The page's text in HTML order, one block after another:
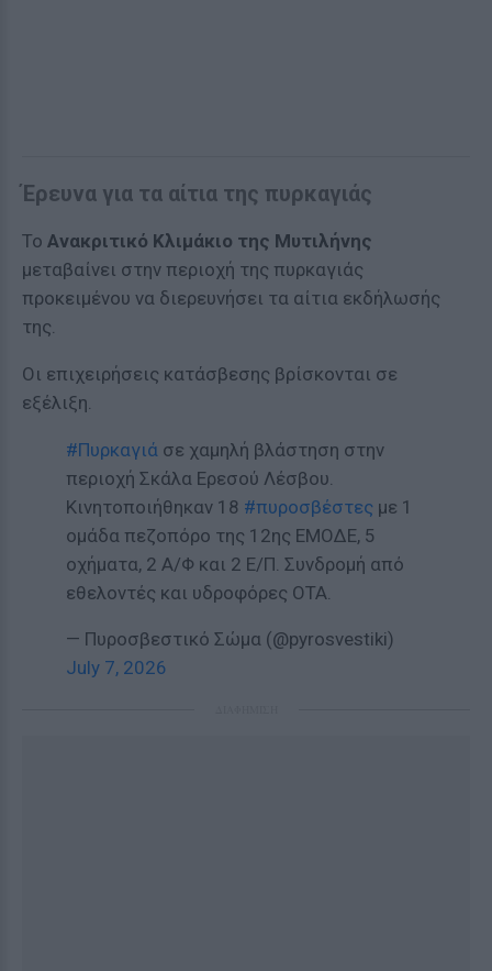
Έρευνα για τα αίτια της πυρκαγιάς
Το Ανακριτικό Κλιμάκιο της Μυτιλήνης
μεταβαίνει στην περιοχή της πυρκαγιάς
προκειμένου να διερευνήσει τα αίτια εκδήλωσής
της.
Οι επιχειρήσεις κατάσβεσης βρίσκονται σε
εξέλιξη.
#Πυρκαγιά σε χαμηλή βλάστηση στην
περιοχή Σκάλα Ερεσού Λέσβου.
Κινητοποιήθηκαν 18 #πυροσβέστες με 1
ομάδα πεζοπόρο της 12ης ΕΜΟΔΕ, 5
οχήματα, 2 Α/Φ και 2 Ε/Π. Συνδρομή από
εθελοντές και υδροφόρες ΟΤΑ.
— Πυροσβεστικό Σώμα (@pyrosvestiki)
July 7, 2026